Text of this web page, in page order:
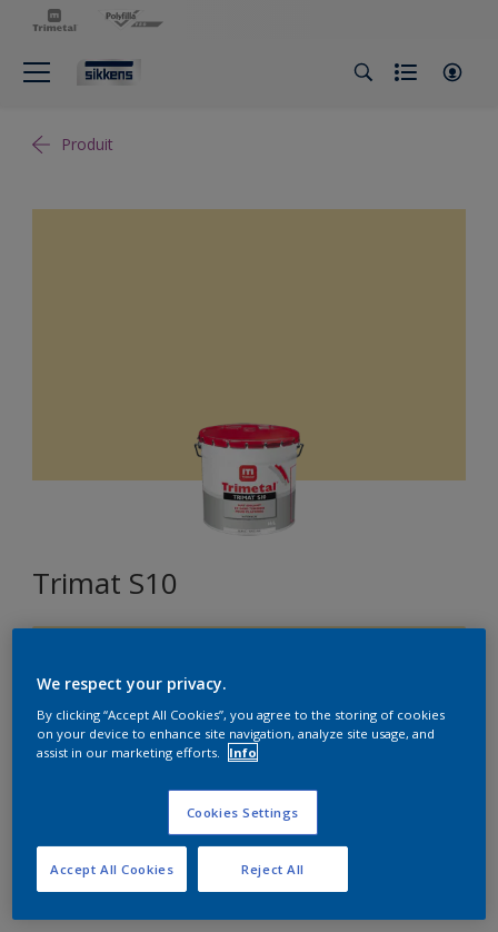
Produit
Trimat S10
Format
Quantité
We respect your privacy.
By clicking “Accept All Cookies”, you agree to the storing of cookies
on your device to enhance site navigation, analyze site usage, and
assist in our marketing efforts.
Info
Cookies Settings
Reject All
Accept All Cookies